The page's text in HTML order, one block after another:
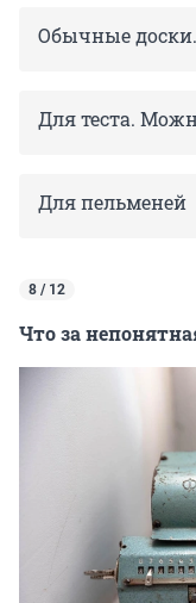
Обычные
Для теста.
Для пельменей
8 / 12
Что за